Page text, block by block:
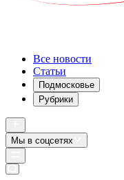
Все новости
Статьи
Подмосковье
Рубрики
Мы в соцсетях